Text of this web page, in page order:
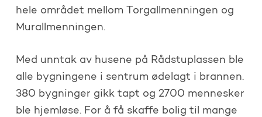
hele området mellom Torgallmenningen og
Murallmenningen.
Med unntak av husene på Rådstuplassen ble
alle bygningene i sentrum ødelagt i brannen.
380 bygninger gikk tapt og 2700 mennesker
ble hjemløse. For å få skaffe bolig til mange